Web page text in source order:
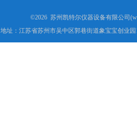
©2026 苏州凯特尔仪器设备有限公司
地址：江苏省苏州市吴中区郭巷街道象宝宝创业